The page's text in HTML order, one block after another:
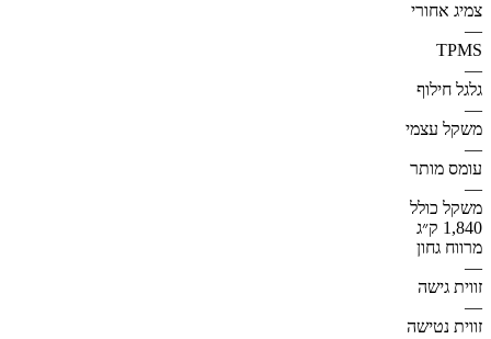
צמיג אחורי
—
TPMS
—
גלגל חילוף
—
משקל עצמי
—
עומס מותר
—
משקל כולל
1,840 ק״ג
מרווח גחון
—
זווית גישה
—
זווית נטישה